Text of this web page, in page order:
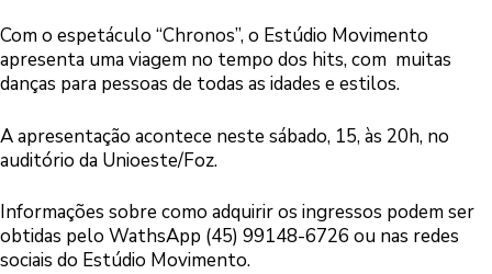
Com o espetáculo “Chronos”, o Estúdio Movimento
apresenta uma viagem no tempo dos hits, com muitas
danças para pessoas de todas as idades e estilos.
A apresentação acontece neste sábado, 15, às 20h, no
auditório da Unioeste/Foz.
Informações sobre como adquirir os ingressos podem ser
obtidas pelo WathsApp (45) 99148-6726 ou nas redes
sociais do Estúdio Movimento.